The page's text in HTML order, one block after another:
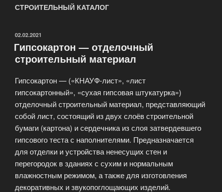
СТРОИТЕЛЬНЫЙ КАТАЛОГ
ОПУБЛИКОВАНО
02.02.2021
Гипсокартон — отделочный
строительный материал
Гипсокартон — («КНАУФ-лист», «лист
гипсокартонный», «сухая гипсовая штукатурка»)
отделочный строительный материал, представляющий
собой лист, состоящий из двух слоёв строительной
бумаги (картона) и сердечника из слоя затвердевшего
гипсового теста с наполнителями. Предназначается
для отделки и устройства ненесущих стен и
перегородок в зданиях с сухим и нормальным
влажностным режимом, а также для изготовления
декоративных и звукопоглощающих изделий.